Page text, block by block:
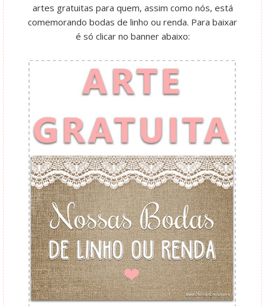
artes gratuitas para quem, assim como nós, está
comemorando bodas de linho ou renda. Para baixar
é só clicar no banner abaixo: